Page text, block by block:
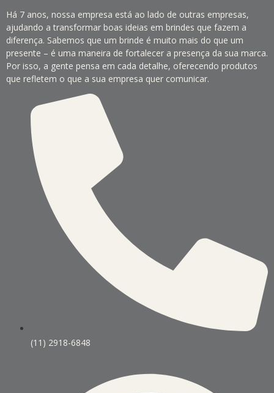
Há 7 anos, nossa empresa está ao lado de outras empresas,
ajudando a transformar boas ideias em brindes que fazem a
diferença. Sabemos que um brinde é muito mais do que um
presente – é uma maneira de fortalecer a presença da sua marca.
Por isso, a gente pensa em cada detalhe, oferecendo produtos
que refletem o que a sua empresa quer comunicar.
(11) 2918-6848